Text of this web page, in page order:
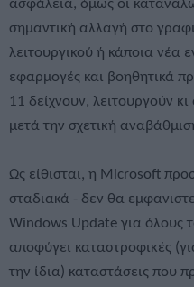
ασφάλεια, όμως οι
σημαντική αλλαγή στο
λειτουργικού ή κάποια νέα
εφαρμογές και βοηθητικά
11 δείχνουν, λειτουργούν
μετά την σχετική
Ως είθισται, η Microsoft
σταδιακά - δεν θα
Windows Update για όλους
αποφύγει καταστροφικές
την ίδια) καταστάσεις που